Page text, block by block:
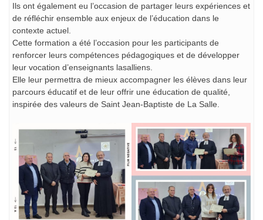
Ils ont également eu l’occasion de partager leurs expériences et
de réfléchir ensemble aux enjeux de l’éducation dans le
contexte actuel.
Cette formation a été l’occasion pour les participants de
renforcer leurs compétences pédagogiques et de développer
leur vocation d’enseignants lasalliens.
Elle leur permettra de mieux accompagner les élèves dans leur
parcours éducatif et de leur offrir une éducation de qualité,
inspirée des valeurs de Saint Jean-Baptiste de La Salle.